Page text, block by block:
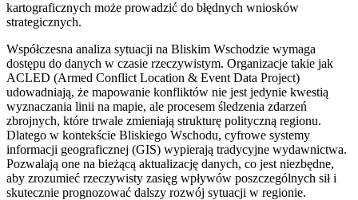
kartograficznych może prowadzić do błędnych wniosków
strategicznych.
Współczesna analiza sytuacji na Bliskim Wschodzie wymaga
dostępu do danych w czasie rzeczywistym. Organizacje takie jak
ACLED (Armed Conflict Location & Event Data Project)
udowadniają, że mapowanie konfliktów nie jest jedynie kwestią
wyznaczania linii na mapie, ale procesem śledzenia zdarzeń
zbrojnych, które trwale zmieniają strukturę polityczną regionu.
Dlatego w kontekście Bliskiego Wschodu, cyfrowe systemy
informacji geograficznej (GIS) wypierają tradycyjne wydawnictwa.
Pozwalają one na bieżącą aktualizację danych, co jest niezbędne,
aby zrozumieć rzeczywisty zasięg wpływów poszczególnych sił i
skutecznie prognozować dalszy rozwój sytuacji w regionie.